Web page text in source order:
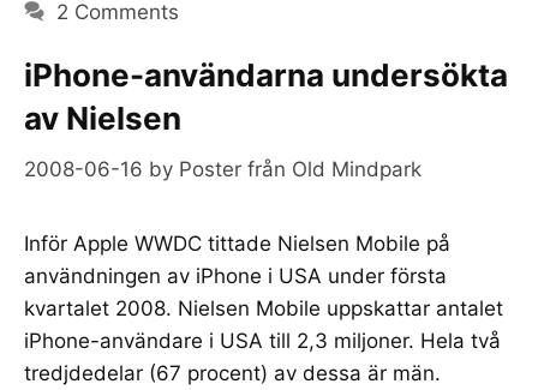
2 Comments
iPhone-användarna undersökta
av Nielsen
2008-06-16 by Poster från Old Mindpark
Inför Apple WWDC tittade Nielsen Mobile på
användningen av iPhone i USA under första
kvartalet 2008. Nielsen Mobile uppskattar antalet
iPhone-användare i USA till 2,3 miljoner. Hela två
tredjdedelar (67 procent) av dessa är män.